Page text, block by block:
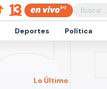
Deportes Política
Lo Último